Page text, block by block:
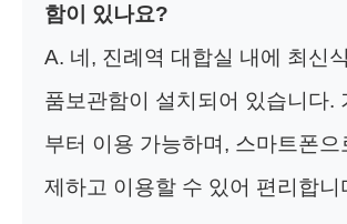
함이 있나요?
A. 네, 진례역 대합실 내에 최신
품보관함이 설치되어 있습니다.
부터 이용 가능하며, 스마트폰으
제하고 이용할 수 있어 편리합니